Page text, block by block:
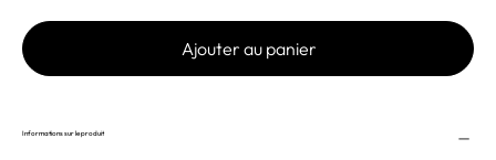
Ajouter au panier
Informations sur le produit